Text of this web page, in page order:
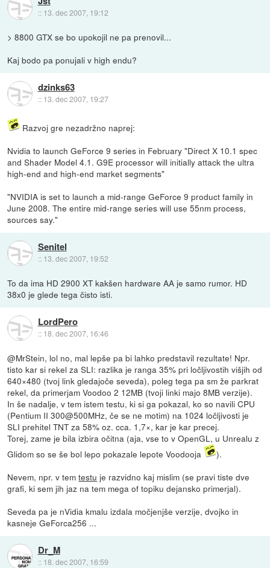
:: 13. dec 2007, 19:12
> 8800 GTX se bo upokojil ne pa prenovil...
Kaj bodo pa ponujali v high endu?
dzinks63
:: 13. dec 2007, 19:27
Razvoj gre nezadržno naprej:
Nvidia to launch GeForce 9 series in February "Direct X 10.1 spec
and Shader Model 4.1. G9E processor will initially attack the ultra
high-end and high-end market segments"
"NVIDIA is set to launch a mid-range GeForce 9 product family in
June 2008. The entire mid-range series will use 55nm process,
sources say."
Senitel
:: 13. dec 2007, 19:52
To da ima HD 2900 XT kakšen hardware AA je samo rumor. HD
38x0 je glede tega čisto isti.
LordPero
:: 18. dec 2007, 16:46
@MrStein, lol no, mal lepše pa bi lahko predstavil rezultate! Npr.
tisto kar si rekel za SLI: razlika je ranga 35% pri ločljivostih višjih od
640×480 (tvoj link gledajoče seveda), poleg tega pa sm že parkrat
rekel, da primerjam Voodoo 2 12MB (tvoji linki majo 8MB verzije).
In še nadalje, v tem istem testu, ki si ga pokazal, ko so navili CPU
(Pentium II 300@500MHz, če se ne motim) na 1024 ločljivosti je
SLI prehitel TNT za 58% oz. cca. 1,7×, kar je kar precej.
Torej, zame je bila izbira očitna (aja, vse to v OpenGL, u Unrealu z
Glidom so se še bol lepo pokazale lepote Voodooja
).
Nevem, npr. v temtestu je razvidno kaj mislim (se pravi tiste dve
grafi, ki sem jih jaz na tem mega of topiku dejansko primerjal).
Seveda pa je nVidia kmalu izdala močjenjše verzije, dvojko in
kasneje GeForca256 ...
Dr_M
:: 18. dec 2007, 16:59